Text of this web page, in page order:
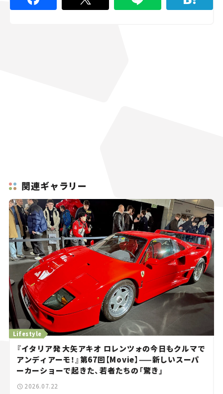
関連ギャラリー
Lifestyle
『イタリア発 大矢アキオ ロレンツォの今日もクルマで
アンディアーモ！』第67回【Movie】——新しいスーパ
ーカーショーで起きた、若者たちの「驚き」
2026.07.22